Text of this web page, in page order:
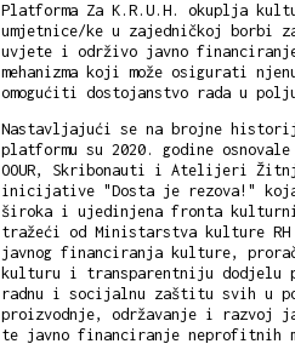
Platforma Za K.R.U.H. okuplja
umjetnice/ke u zajedničkoj borbi
uvjete i održivo javno
mehanizma koji može osigurati
omogućiti dostojanstvo rada u
Nastavljajući se na brojne
platformu su 2020. godine osnovale
OOUR, Skribonauti i Atelijeri
inicijative "Dosta je rezova!"
široka i ujedinjena fronta
tražeći od Ministarstva kulture
javnog financiranja kulture,
kulturu i transparentniju dodjelu
radnu i socijalnu zaštitu svih u
proizvodnje, održavanje i razvoj
te javno financiranje neprofitnih